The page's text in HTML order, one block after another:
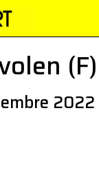
(F)
2022